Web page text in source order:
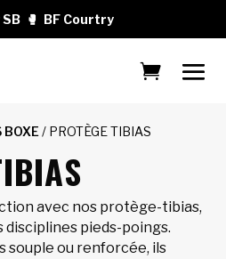
SB 🥊 BF Courtry
BOXE / PROTÈGE TIBIAS
avec nos protège-tibias,
disciplines pieds-poings.
souple ou renforcée, ils